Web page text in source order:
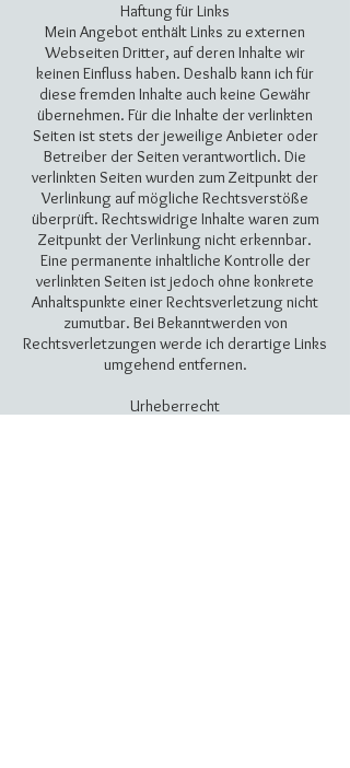
Haftung für Links
Mein Angebot enthält Links zu externen
Webseiten Dritter, auf deren Inhalte wir
keinen Einfluss haben. Deshalb kann ich für
diese fremden Inhalte auch keine Gewähr
übernehmen. Für die Inhalte der verlinkten
Seiten ist stets der jeweilige Anbieter oder
Betreiber der Seiten verantwortlich. Die
verlinkten Seiten wurden zum Zeitpunkt der
Verlinkung auf mögliche Rechtsverstöße
überprüft. Rechtswidrige Inhalte waren zum
Zeitpunkt der Verlinkung nicht erkennbar.
Eine permanente inhaltliche Kontrolle der
verlinkten Seiten ist jedoch ohne konkrete
Anhaltspunkte einer Rechtsverletzung nicht
zumutbar. Bei Bekanntwerden von
Rechtsverletzungen werde ich derartige Links
umgehend entfernen.
Urheberrecht